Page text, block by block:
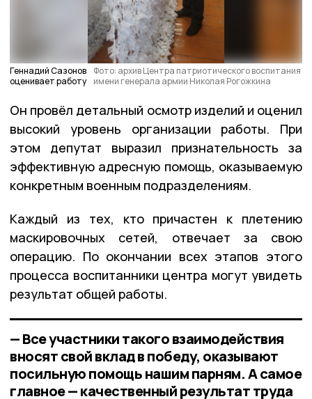
Геннадий Сазонов
оценивает работу
Фото: архив Центра патриотического воспитания
имени генерала армии Николая Рогожкина
Он провёл детальный осмотр изделий и оценил
высокий уровень организации работы. При
этом депутат выразил признательность за
эффективную адресную помощь, оказываемую
конкретным военным подразделениям.
Каждый из тех, кто причастен к плетению
маскировочных сетей, отвечает за свою
операцию. По окончании всех этапов этого
процесса воспитанники центра могут увидеть
результат общей работы.
— Все участники такого взаимодействия
вносят свой вклад в победу, оказывают
посильную помощь нашим парням. А самое
главное — качественный результат труда